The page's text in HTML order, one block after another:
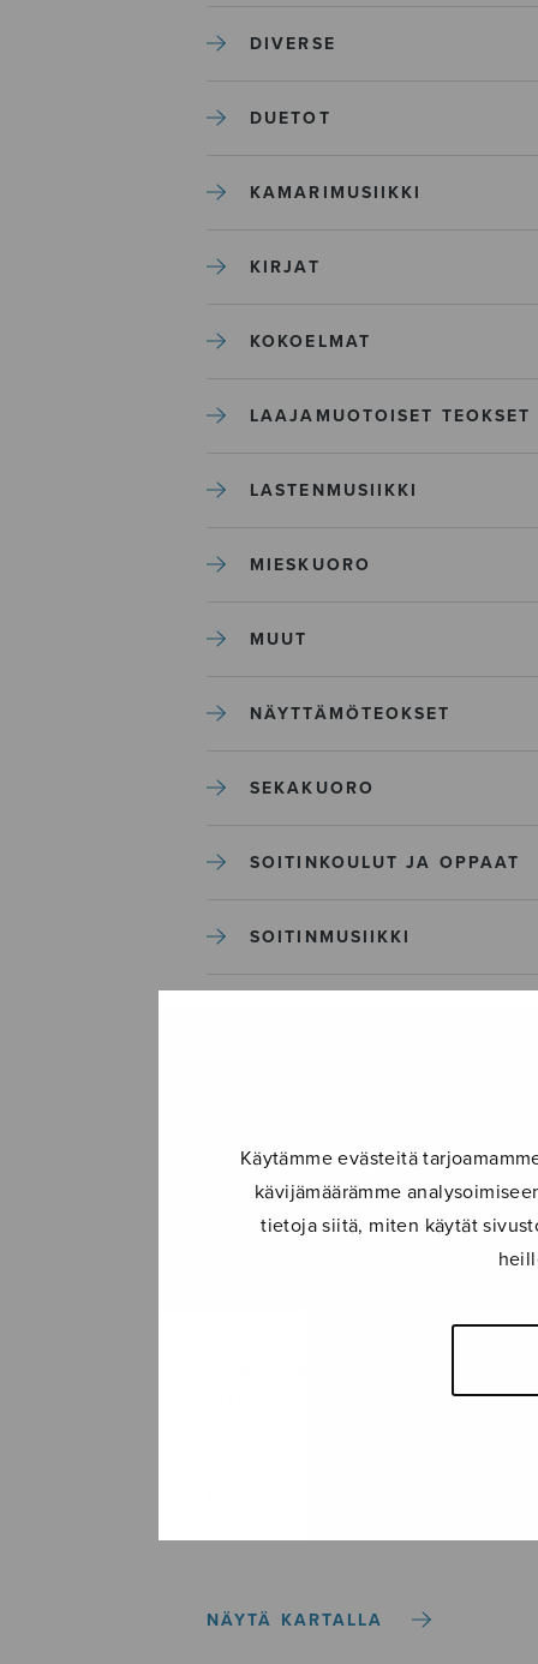
Käytämme evästeitä
kävijämäärämme
tietoja siitä, miten käytät
DIVERSE
DUETOT
KAMARIMUSIIKKI
KIRJAT
KOKOELMAT
LAAJAMUOTOISET TEOKSET
LASTENMUSIIKKI
MIESKUORO
MUUT
NÄYTTÄMÖTEOKSET
SEKAKUORO
SOITINKOULUT JA OPPAAT
SOITINMUSIIKKI
Sulasol nuottikauppa
Myymälä avoinna
NÄYTÄ KARTALLA